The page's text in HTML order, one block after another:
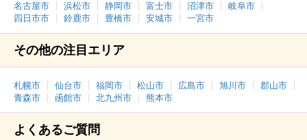
名古屋市 浜松市 静岡市 富士市 沼津市
岐阜市
四日市市
鈴鹿市 豊橋市 安城市 一宮市
その他の注目エリア
札幌市 仙台市 福岡市 松山市 広島市 旭川市
郡山市
青森市
函館市 北九州市 熊本市
よくあるご質問